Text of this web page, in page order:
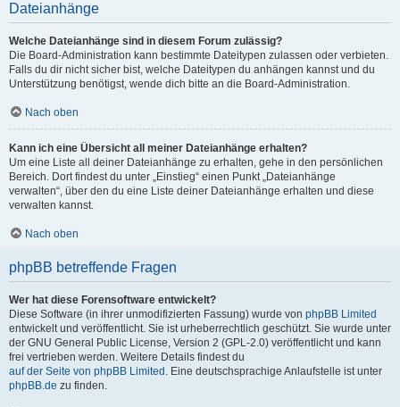
Dateianhänge
Welche Dateianhänge sind in diesem Forum zulässig?
Die Board-Administration kann bestimmte Dateitypen zulassen oder verbieten.
Falls du dir nicht sicher bist, welche Dateitypen du anhängen kannst und du
Unterstützung benötigst, wende dich bitte an die Board-Administration.
Nach oben
Kann ich eine Übersicht all meiner Dateianhänge erhalten?
Um eine Liste all deiner Dateianhänge zu erhalten, gehe in den persönlichen
Bereich. Dort findest du unter „Einstieg“ einen Punkt „Dateianhänge
verwalten“, über den du eine Liste deiner Dateianhänge erhalten und diese
verwalten kannst.
Nach oben
phpBB betreffende Fragen
Wer hat diese Forensoftware entwickelt?
Diese Software (in ihrer unmodifizierten Fassung) wurde von phpBB Limited
entwickelt und veröffentlicht. Sie ist urheberrechtlich geschützt. Sie wurde unter
der GNU General Public License, Version 2 (GPL-2.0) veröffentlicht und kann
frei vertrieben werden. Weitere Details findest du
auf der Seite von phpBB Limited . Eine deutschsprachige Anlaufstelle ist unter
phpBB.de zu finden.